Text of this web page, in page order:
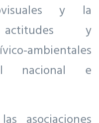
y la
y
ambientales
nacional e